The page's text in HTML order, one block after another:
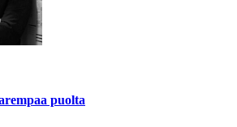
puolta